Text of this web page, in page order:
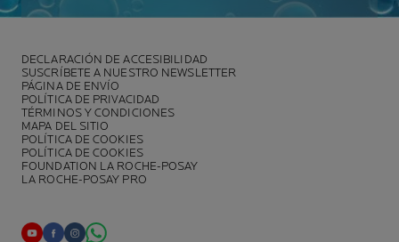
DECLARACIÓN DE ACCESIBILIDAD
SUSCRÍBETE A NUESTRO NEWSLETTER
PÁGINA DE ENVÍO
POLÍTICA DE PRIVACIDAD
TÉRMINOS Y CONDICIONES
MAPA DEL SITIO
POLÍTICA DE COOKIES
POLÍTICA DE COOKIES
FOUNDATION LA ROCHE-POSAY
LA ROCHE-POSAY PRO